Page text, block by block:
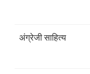
अंग्रेजी साहित्य